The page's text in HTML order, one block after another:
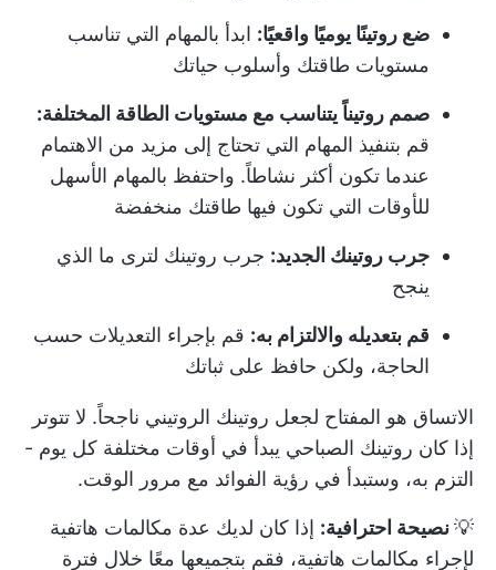
ضع روتينًا يوميًا واقعيًا: ابدأ بالمهام التي تناسب
مستويات طاقتك وأسلوب حياتك
صمم روتيناً يتناسب مع مستويات الطاقة المختلفة:
قم بتنفيذ المهام التي تحتاج إلى مزيد من الاهتمام
عندما تكون أكثر نشاطاً. واحتفظ بالمهام الأسهل
للأوقات التي تكون فيها طاقتك منخفضة
جرب روتينك الجديد: جرب روتينك لترى ما الذي
ينجح
قم بتعديله والالتزام به: قم بإجراء التعديلات حسب
الحاجة، ولكن حافظ على ثباتك
الاتساق هو المفتاح لجعل روتينك الروتيني ناجحاً. لا تتوتر
إذا كان روتينك الصباحي يبدأ في أوقات مختلفة كل يوم -
التزم به، وستبدأ في رؤية الفوائد مع مرور الوقت.
💡نصيحة احترافية: إذا كان لديك عدة مكالمات هاتفية
لإجراء مكالمات هاتفية، فقم بتجميعها معًا خلال فترة